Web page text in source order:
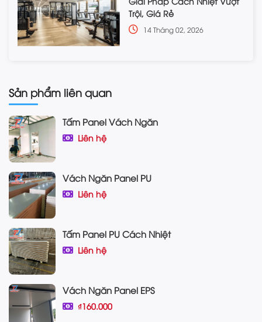
Trội, Giá Rẻ
14 Tháng 02, 2026
Sản phẩm liên quan
Tấm Panel Vách Ngăn
Liên hệ
Vách Ngăn Panel PU
Liên hệ
Tấm Panel PU Cách Nhiệt
Liên hệ
Vách Ngăn Panel EPS
₫160.000